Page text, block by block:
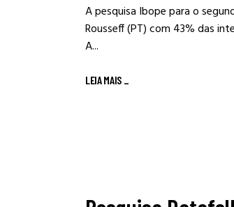
A pesquisa Ibope para o
Rousseff (PT) com 43% das
A...
LEIA MAIS _